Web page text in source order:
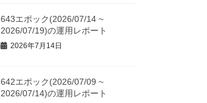
643エポック(2026/07/14 ~
2026/07/19)の運用レポート
2026年7月14日
642エポック(2026/07/09 ~
2026/07/14)の運用レポート